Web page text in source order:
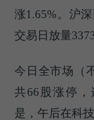
涨1.65%。沪
交易日放量3373
今日全市场（
共66股涨停
是，午后在科